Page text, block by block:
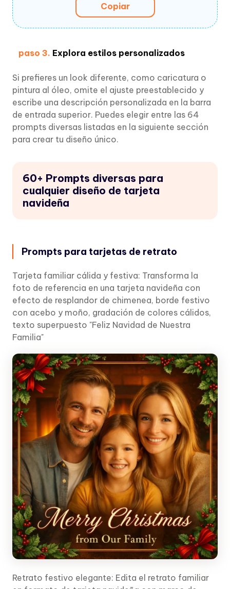
Copiar
paso 3. Explora estilos personalizados
Si prefieres un look diferente, como caricatura o
pintura al óleo, omite el ajuste preestablecido y
escribe una descripción personalizada en la barra
de entrada superior. Puedes elegir entre las 64
prompts diversas listadas en la siguiente sección
para crear tu diseño único.
60+ Prompts diversas para
cualquier diseño de tarjeta
navideña
Prompts para tarjetas de retrato
Tarjeta familiar cálida y festiva: Transforma la
foto de referencia en una tarjeta navideña con
efecto de resplandor de chimenea, borde festivo
con acebo y moño, gradación de colores cálidos,
texto superpuesto "Feliz Navidad de Nuestra
Familia"
Retrato festivo elegante: Edita el retrato familiar